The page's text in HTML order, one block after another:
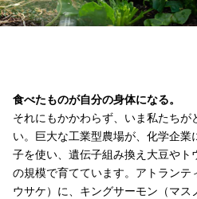
食べたものが自分の身体になる。
それにもかかわらず、いま私たちが
い。巨大な工業型農場が、化学企
子を使い、遺伝子組み換え大豆やト
の規模で育てています。アトランテ
ウサケ）に、キングサーモン（マ